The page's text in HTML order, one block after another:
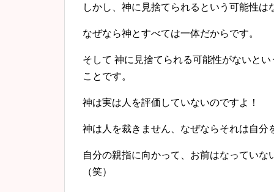
しかし、神に見捨てられるという可能性は
なぜなら神とすべては一体だからです。
そして 神に見捨てられる可能性がないと
ことです。
神は実は人を評価していないのですよ！
神は人を裁きません、なぜならそれは自分
自分の親指に向かって、お前はなってい
（笑）